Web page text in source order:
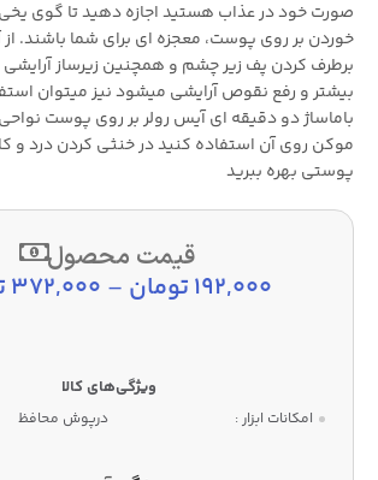
صورت خود در عذاب هستید اجازه دهید تا گوی
خوردن بر روی پوست، معجزه ای برای شما باشند. از
برطرف کردن پف زیر چشم و همچنین زیرساز آرایشی
بیشتر و رفع نقوص آرایشی میشود نیز میتوان
باماساژ دو دقیقه ای آیس رولر بر روی پوست
موکن روی آن استفاده کنید در خنثی کردن درد و
پوستی بهره ببرید
قیمت محصول
192,000تومان –
372,000
امکانات ابزار : درپوش محافظ